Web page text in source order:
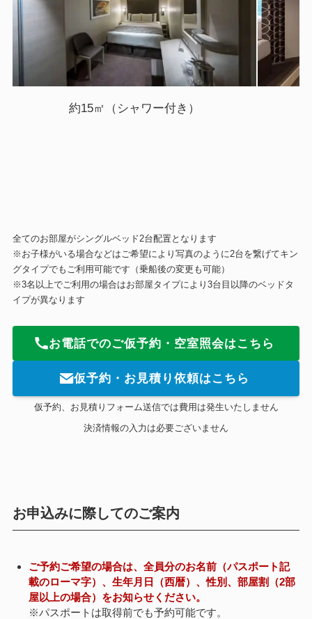
約15㎡（シャワー付き）
全てのお部屋がシングルベッド2台配置となります
※お子様がいる場合などはご希望により写真のように2台を繋げてキン
グタイプでもご利用可能です（乗船後の変更も可能）
※3名以上でご利用の場合はお部屋タイプにより3台目以降のベッドタ
イプが異なります
お電話でのご仮予約・空室照会はこちら
仮予約・お見積り依頼はこちら
仮予約、お見積りフォーム送信では費用は発生いたしません
決済情報の入力は必要ございません
お申込みに際してのご案内
ご予約ご希望の場合は、全員分のお名前（パスポート記
載のローマ字）、生年月日（西暦）、性別、部屋割（2部
屋以上の場合）をお知らせください。
※パスポートは取得前でも予約可能です。